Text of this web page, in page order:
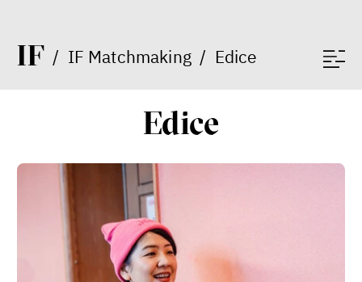
IF/ IF Matchmaking/ Edice
Jeffrey Winters o tom, jak
Edice